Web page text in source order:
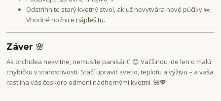
Odstrihnite starý kvetný stvol, ak už nevytvára nové púčiky ✂️
Vhodné nožnice nájdeš tu.
Záver 🌸
Ak orchidea nekvitne, nemusíte panikáriť. 😊 Väčšinou ide len o malú
chybičku v starostlivosti. Stačí upraviť svetlo, teplotu a výživu – a vaša
rastlina vás čoskoro odmení nádhernými kvetmi. 🌺💖